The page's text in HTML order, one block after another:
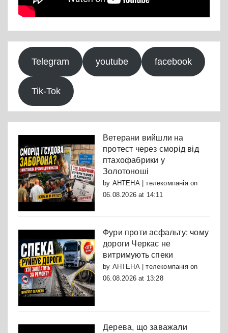
Telegram youtube facebook
Tik-Tok
Ветерани вийшли на
протест через сморід від
птахофабрики у
Золотоноші
by АНТЕНА | телекомпаніяon
06.08.2026 at 14:11
Фури проти асфальту: чому
дороги Черкас не
витримують спеки
by АНТЕНА | телекомпаніяon
06.08.2026 at 13:28
Дерева, що заважали